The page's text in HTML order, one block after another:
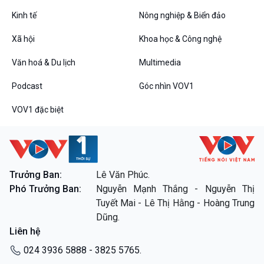
360 độ Sức khỏe
Tài nguyên và Môi trường
Chuyên gia của bạn
Xã hội chuyển động
Bước chân đến trường
Kết nối công nghệ
khí hậu
Văn hoá & Du lịch
Chát với người nổi tiếng
Câu chuyện Thể thao
Podcast
Góc nhìn VOV1
Bình luận
Kinh tế Nông nghiệp & Biển đảo
Xã hội Khoa học & Công nghệ
Văn hoá & Du lịch Multimedia
Podcast Góc nhìn VOV1
VOV1 đặc biệt
Trưởng Ban:
Lê Văn Phúc.
Phó Trưởng Ban:
Nguyễn Mạnh Thắng - Nguyễn Thị
Tuyết Mai - Lê Thị Hằng - Hoàng Trung
Dũng.
Liên hệ
024 3936 5888 - 3825 5765.